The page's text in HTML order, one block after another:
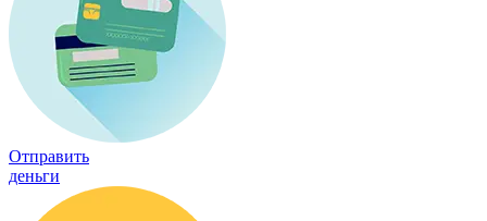
Отправить
деньги